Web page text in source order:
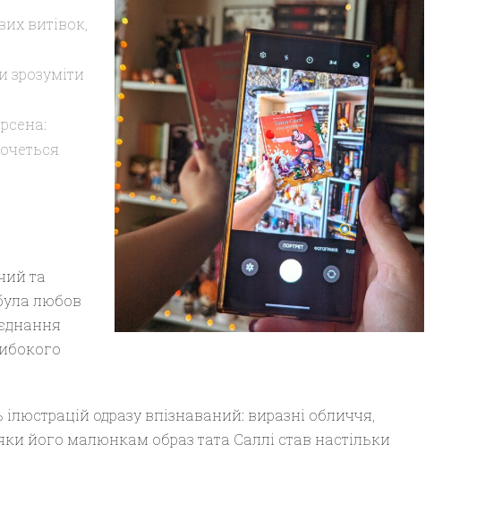
витівок,
зрозуміти
та
любов
одразу впізнаваний: виразні обличчя,
його малюнкам образ тата Саллі став настільки